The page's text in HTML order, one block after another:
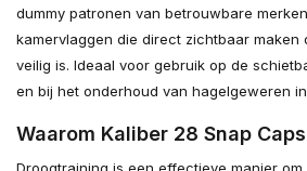
dummy patronen van betrouwbare
kamervlaggen die direct zichtbaar maken
veilig is. Ideaal voor gebruik op de
en bij het onderhoud van hagelgeweren
Waarom Kaliber 28 Snap